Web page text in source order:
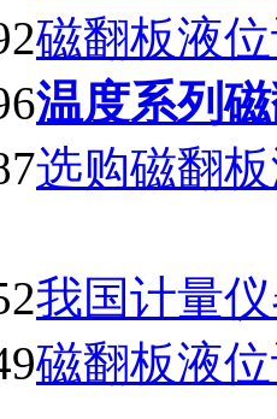
磁翻板液
温度系列
选购磁翻
我国计量
磁翻板液